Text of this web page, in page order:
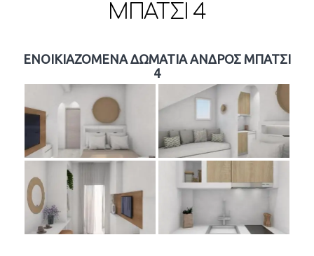
ΜΠΑΤΣΙ 4
EΝΟΙΚΙΑΖΟΜΕΝΑ ΔΩΜΑΤΙΑ ΑΝΔΡΟΣ ΜΠΑΤΣΙ
4